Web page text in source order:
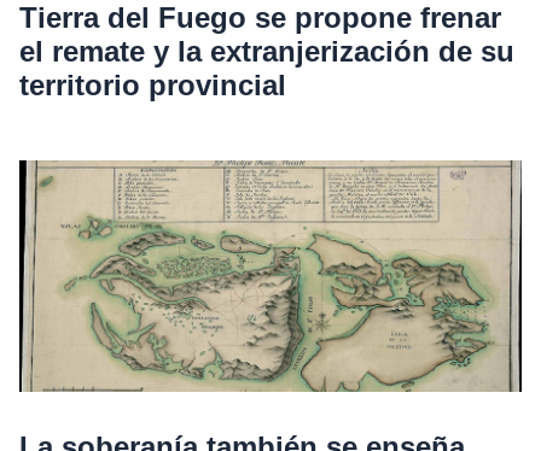
Tierra del Fuego se propone frenar
el remate y la extranjerización de su
territorio provincial